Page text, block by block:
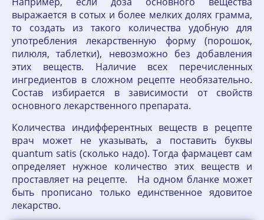
выражается в сотых и более мелких долях грамма,
то создать из такого количества удобную для
употребления лекарственную форму (порошок,
пилюля, таблетки), невозможно без добавления
этих веществ. Наличие всех перечисленных
ингредиентов в сложном рецепте необязательно.
Состав избирается в зависимости от свойств
основного лекарственного препарата.
Количества индифферентных веществ в рецепте
врач может не указывать, а поставить буквы
quantum satis (сколько надо). Тогда фармацевт сам
определяет нужное количество этих веществ и
проставляет на рецепте. На одном бланке может
быть прописано только единственное ядовитое
лекарство.